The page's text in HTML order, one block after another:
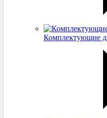
Комплектующие